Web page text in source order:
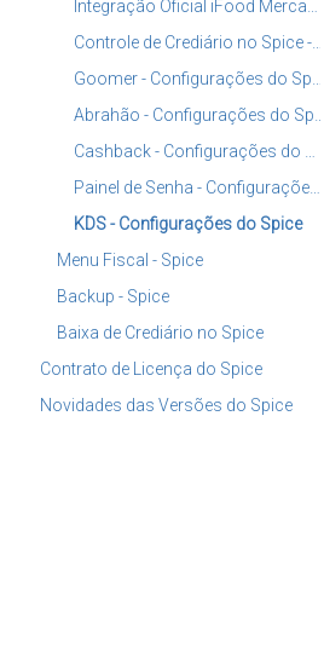
KDS - Configurações do Spice
Menu Fiscal - Spice
Backup - Spice
Baixa de Crediário no Spice
Contrato de Licença do Spice
Novidades das Versões do Spice